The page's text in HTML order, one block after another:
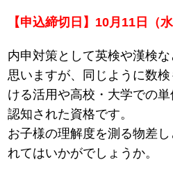
【申込締切日】10月11日（
内申対策として英検や漢検
思いますが、同じように数
ける活用や高校・大学での
認知された資格です。
お子様の理解度を測る物差
れてはいかがでしょうか。